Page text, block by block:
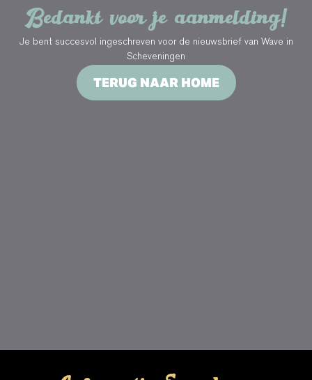
Bedankt voor je aanmelding!
Je bent succesvol ingeschreven voor de nieuwsbrief van Wave in
Scheveningen
TERUG NAAR HOME